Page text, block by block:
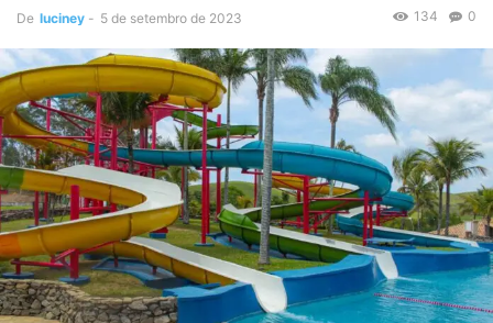
De luciney - 5 de setembro de 2023 0
134